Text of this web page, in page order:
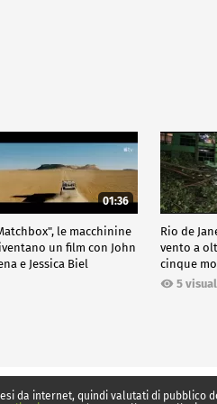
01:36
le macchinine
un film con John
e Jessica Biel
Rio de
vento a
cinque
5
da internet, quindi valutati di